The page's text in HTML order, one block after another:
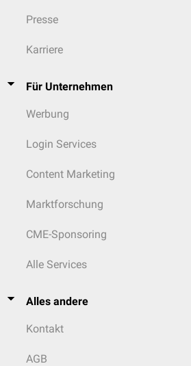
Presse
Karriere
Für Unternehmen
Werbung
Login Services
Content Marketing
Marktforschung
CME-Sponsoring
Alle Services
Alles andere
Kontakt
AGB